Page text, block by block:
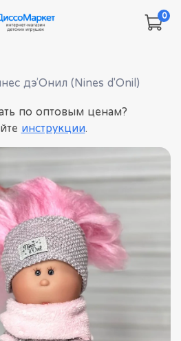
0
дэ’Онил (Nines d'Onil)
по оптовым ценам?
инструкции.